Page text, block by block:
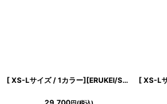
[ XS-Lサイズ / 1カラー][ERUKEI/SETTAN]総レース・シアー・ノースリーブ・エレガント・スリット・フィッシュテール・タイト・マーメイド・ロングドレス[送料無料]